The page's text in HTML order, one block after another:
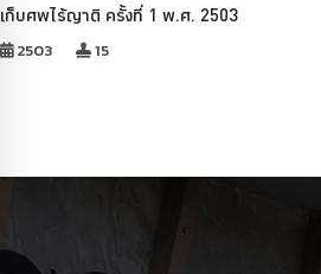
เก็บศพไร้ญาติ ครั้งที่ 1 พ.ศ. 2503
2503 15